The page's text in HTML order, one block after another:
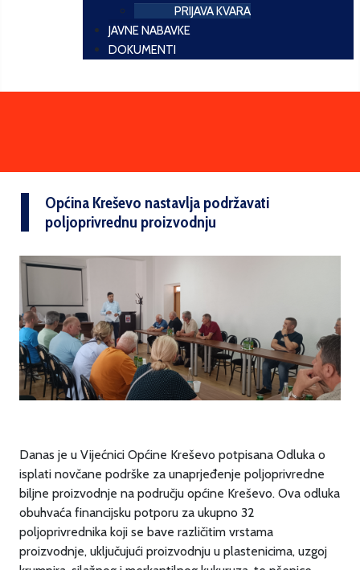
PRIJAVA KVARA
JAVNE NABAVKE
DOKUMENTI
Općina Kreševo nastavlja podržavati
poljoprivrednu proizvodnju
Danas je u Vijećnici Općine Kreševo potpisana Odluka o
isplati novčane podrške za unaprjeđenje poljoprivredne
biljne proizvodnje na području općine Kreševo. Ova odluka
obuhvaća financijsku potporu za ukupno 32
poljoprivrednika koji se bave različitim vrstama
proizvodnje, uključujući proizvodnju u plastenicima, uzgoj